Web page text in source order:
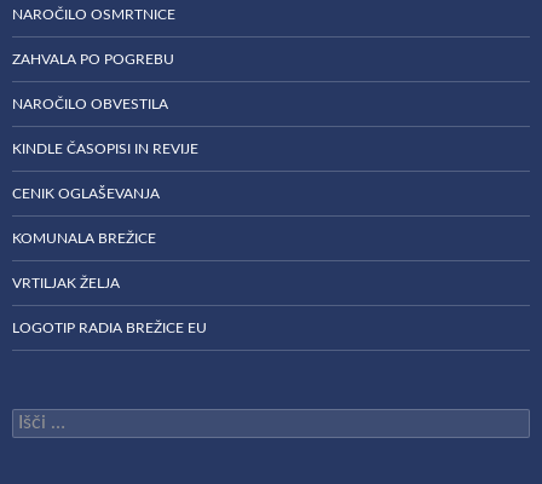
NAROČILO OSMRTNICE
ZAHVALA PO POGREBU
NAROČILO OBVESTILA
KINDLE ČASOPISI IN REVIJE
CENIK OGLAŠEVANJA
KOMUNALA BREŽICE
VRTILJAK ŽELJA
LOGOTIP RADIA BREŽICE EU
Išči: